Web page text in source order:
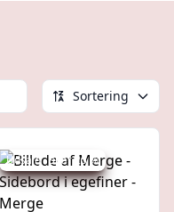
Sortering
Udsalg - spar 25 %